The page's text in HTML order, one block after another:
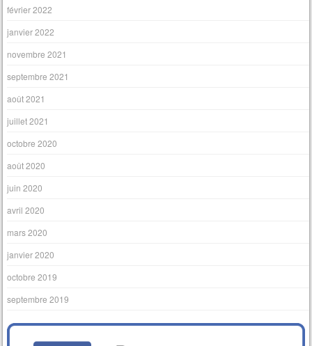
février 2022
janvier 2022
novembre 2021
septembre 2021
août 2021
juillet 2021
octobre 2020
août 2020
juin 2020
avril 2020
mars 2020
janvier 2020
octobre 2019
septembre 2019